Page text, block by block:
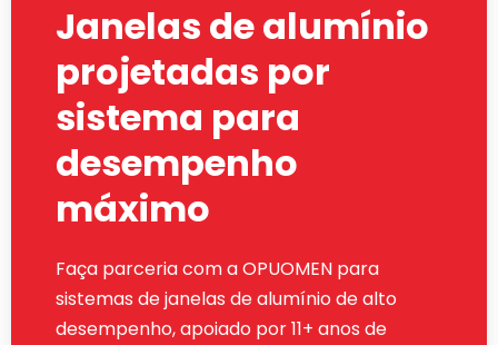
Janelas de alumínio
projetadas por
sistema para
desempenho
máximo
Faça parceria com a OPUOMEN para
sistemas de janelas de alumínio de alto
desempenho, apoiado por 11+ anos de